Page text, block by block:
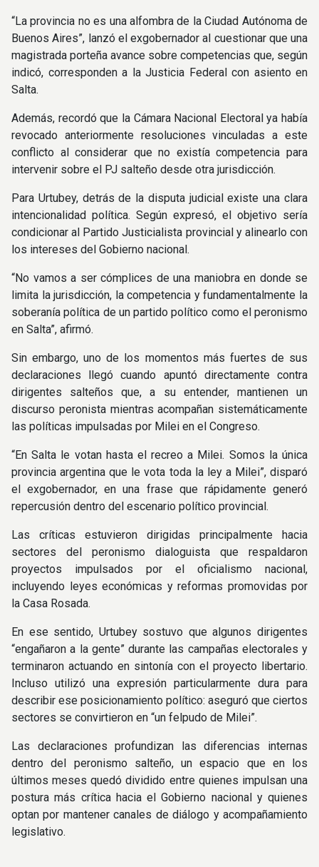
“La provincia no es una alfombra de la Ciudad Autónoma de
Buenos Aires”, lanzó el exgobernador al cuestionar que una
magistrada porteña avance sobre competencias que, según
indicó, corresponden a la Justicia Federal con asiento en
Salta.
Además, recordó que la Cámara Nacional Electoral ya había
revocado anteriormente resoluciones vinculadas a este
conflicto al considerar que no existía competencia para
intervenir sobre el PJ salteño desde otra jurisdicción.
Para Urtubey, detrás de la disputa judicial existe una clara
intencionalidad política. Según expresó, el objetivo sería
condicionar al Partido Justicialista provincial y alinearlo con
los intereses del Gobierno nacional.
“No vamos a ser cómplices de una maniobra en donde se
limita la jurisdicción, la competencia y fundamentalmente la
soberanía política de un partido político como el peronismo
en Salta”, afirmó.
Sin embargo, uno de los momentos más fuertes de sus
declaraciones llegó cuando apuntó directamente contra
dirigentes salteños que, a su entender, mantienen un
discurso peronista mientras acompañan sistemáticamente
las políticas impulsadas por Milei en el Congreso.
“En Salta le votan hasta el recreo a Milei. Somos la única
provincia argentina que le vota toda la ley a Milei”, disparó
el exgobernador, en una frase que rápidamente generó
repercusión dentro del escenario político provincial.
Las críticas estuvieron dirigidas principalmente hacia
sectores del peronismo dialoguista que respaldaron
proyectos impulsados por el oficialismo nacional,
incluyendo leyes económicas y reformas promovidas por
la Casa Rosada.
En ese sentido, Urtubey sostuvo que algunos dirigentes
“engañaron a la gente” durante las campañas electorales y
terminaron actuando en sintonía con el proyecto libertario.
Incluso utilizó una expresión particularmente dura para
describir ese posicionamiento político: aseguró que ciertos
sectores se convirtieron en “un felpudo de Milei”.
Las declaraciones profundizan las diferencias internas
dentro del peronismo salteño, un espacio que en los
últimos meses quedó dividido entre quienes impulsan una
postura más crítica hacia el Gobierno nacional y quienes
optan por mantener canales de diálogo y acompañamiento
legislativo.